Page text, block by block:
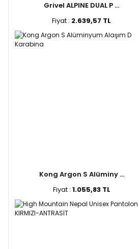
Grivel ALPINE DUAL P ...
Fiyat : 2.639,57 TL
Kong Argon S Alüminy ...
Fiyat : 1.055,83 TL